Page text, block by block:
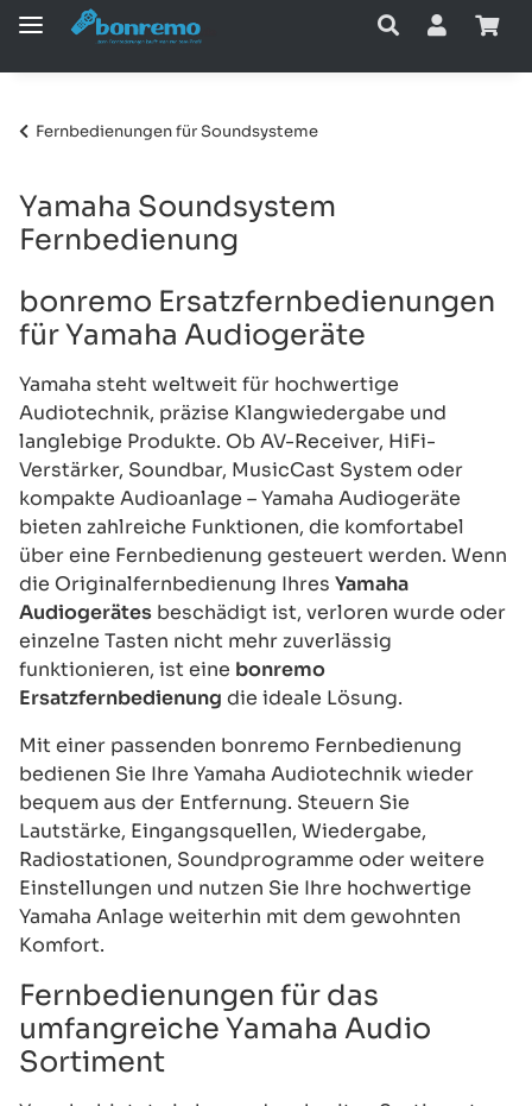
Fernbedienungen für Soundsysteme
Yamaha Soundsystem
Fernbedienung
bonremo Ersatzfernbedienungen
für Yamaha Audiogeräte
Yamaha steht weltweit für hochwertige
Audiotechnik, präzise Klangwiedergabe und
langlebige Produkte. Ob AV-Receiver, HiFi-
Verstärker, Soundbar, MusicCast System oder
kompakte Audioanlage – Yamaha Audiogeräte
bieten zahlreiche Funktionen, die komfortabel
über eine Fernbedienung gesteuert werden. Wenn
die Originalfernbedienung Ihres Yamaha
Audiogerätes beschädigt ist, verloren wurde oder
einzelne Tasten nicht mehr zuverlässig
funktionieren, ist eine bonremo
Ersatzfernbedienung die ideale Lösung.
Mit einer passenden bonremo Fernbedienung
bedienen Sie Ihre Yamaha Audiotechnik wieder
bequem aus der Entfernung. Steuern Sie
Lautstärke, Eingangsquellen, Wiedergabe,
Radiostationen, Soundprogramme oder weitere
Einstellungen und nutzen Sie Ihre hochwertige
Yamaha Anlage weiterhin mit dem gewohnten
Komfort.
Fernbedienungen für das
umfangreiche Yamaha Audio
Sortiment